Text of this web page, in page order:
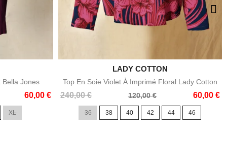
Bella Jones
60,00 €
XL
Aperçu rapide
LADY COTTON
Top En Soie Violet À Imprimé Floral Lady Cotton
240,00 €
Prix
120,00 € 60,00 €
Prix
36 38 40 42 44 46